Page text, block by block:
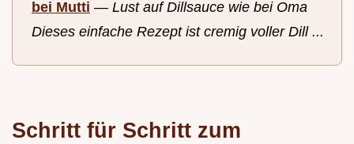
bei Mutti — Lust auf Dillsauce wie bei Oma
Dieses einfache Rezept ist cremig voller Dill ...
Schritt für Schritt zum